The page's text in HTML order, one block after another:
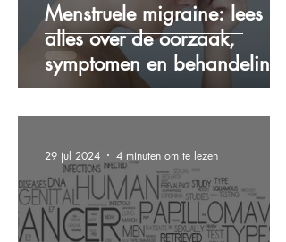
Menstruele migraine: lees
alles over de oorzaak,
symptomen en behandeling!
29 jul 2024 4 minuten om te lezen